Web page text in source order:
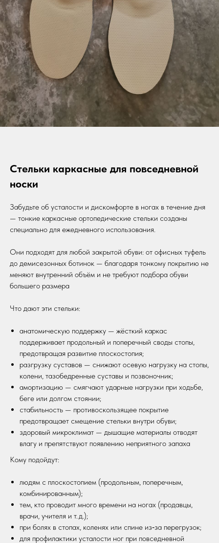
Стельки каркасные для повседневной
носки
Забудьте об усталости и дискомфорте в ногах в течение дня
— тонкие каркасные ортопедические стельки созданы
специально для ежедневного использования.
Они подходят для любой закрытой обуви: от офисных туфель
до демисезонных ботинок — благодаря тонкому покрытию не
меняют внутренний объём и не требуют подбора обуви
большего размера
Что дают эти стельки:
анатомическую поддержку — жёсткий каркас
поддерживает продольный и поперечный своды стопы,
предотвращая развитие плоскостопия;
разгрузку суставов — снижают осевую нагрузку на стопы,
колени, тазобедренные суставы и позвоночник;
амортизацию — смягчают ударные нагрузки при ходьбе,
беге или долгом стоянии;
стабильность — противоскользящее покрытие
предотвращает смещение стельки внутри обуви;
здоровый микроклимат — дышащие материалы отводят
влагу и препятствуют появлению неприятного запаха
Кому подойдут:
людям с плоскостопием (продольным, поперечным,
комбинированным);
тем, кто проводит много времени на ногах (продавцы,
врачи, учителя и т. д.);
при болях в стопах, коленях или спине из‑за перегрузок;
для профилактики усталости ног при повседневной